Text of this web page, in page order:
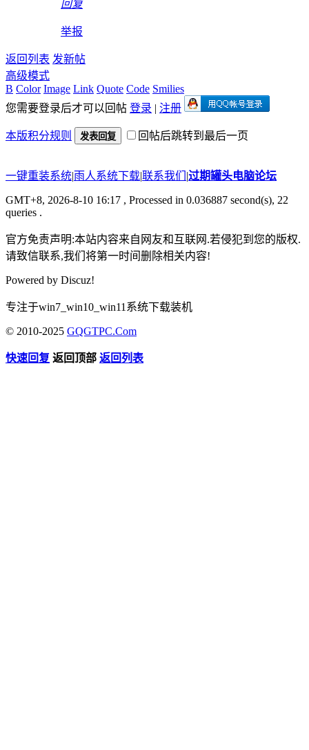
回复
举报
返回列表 发新帖
高级模式
B Color Image Link Quote Code Smilies
您需要登录后才可以回帖 登录 | 注册
本版积分规则 发表回复 回帖后跳转到最后一页
一键重装系统|雨人系统下载|联系我们 |过期罐头电脑论坛
GMT+8, 2026-8-10 16:17 , Processed in 0.036887 second(s), 22
queries .
官方免责声明:本站内容来自网友和互联网.若侵犯到您的版权.
请致信联系,我们将第一时间删除相关内容!
Powered by Discuz!
专注于win7_win10_win11系统下载装机
© 2010-2025 GQGTPC.Com
快速回复 返回顶部 返回列表